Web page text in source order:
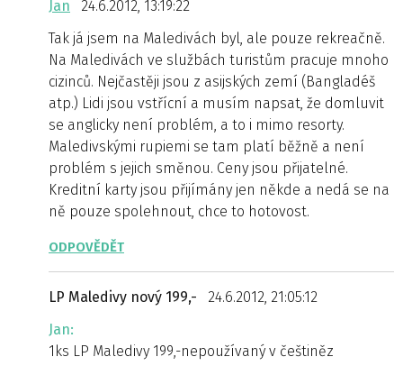
Jan
24.6.2012, 13:19:22
Tak já jsem na Maledivách byl, ale pouze rekreačně.
Na Maledivách ve službách turistům pracuje mnoho
cizinců. Nejčastěji jsou z asijských zemí (Bangladéš
atp.) Lidi jsou vstřícní a musím napsat, že domluvit
se anglicky není problém, a to i mimo resorty.
Maledivskými rupiemi se tam platí běžně a není
problém s jejich směnou. Ceny jsou přijatelné.
Kreditní karty jsou přijímány jen někde a nedá se na
ně pouze spolehnout, chce to hotovost.
ODPOVĚDĚT
LP Maledivy nový 199,-
24.6.2012, 21:05:12
Jan:
1ks LP Maledivy 199,-nepoužívaný v češtiněz